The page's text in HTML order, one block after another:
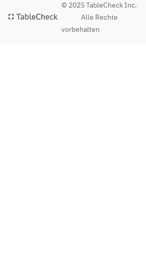
© 2025 TableCheck Inc.
Alle Rechte
vorbehalten